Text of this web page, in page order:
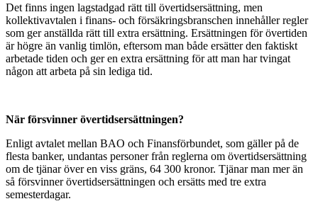
Det finns ingen lagstadgad rätt till övertidsersättning, men
kollektivavtalen i finans- och försäkringsbranschen innehåller regler
som ger anställda rätt till extra ersättning. Ersättningen för övertiden
är högre än vanlig timlön, eftersom man både ersätter den faktiskt
arbetade tiden och ger en extra ersättning för att man har tvingat
någon att arbeta på sin lediga tid.
När försvinner övertidsersättningen?
Enligt avtalet mellan BAO och Finansförbundet, som gäller på de
flesta banker, undantas personer från reglerna om övertidsersättning
om de tjänar över en viss gräns, 64 300 kronor. Tjänar man mer än
så försvinner övertidsersättningen och ersätts med tre extra
semesterdagar.